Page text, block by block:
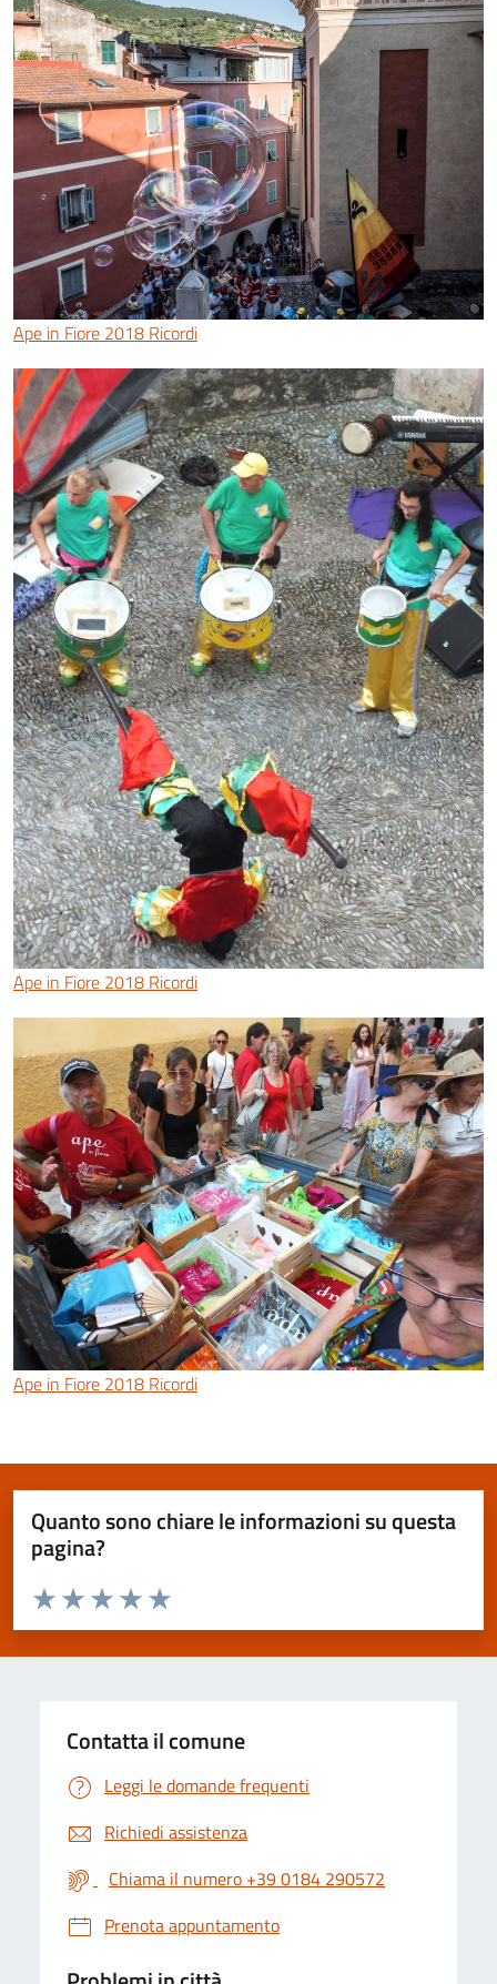
Ape in Fiore 2018 Ricordi
Ape in Fiore 2018 Ricordi
Ape in Fiore 2018 Ricordi
Quanto sono chiare le informazioni su questa
pagina?
Valuta da 1 a 5 stelle la pagina
Valuta 5 stelle su 5
Valuta 4 stelle su 5
Valuta 3 stelle su 5
Valuta 2 stelle su 5
Valuta 1 stelle su 5
Contatta il comune
Leggi le domande frequenti
Richiedi assistenza
Chiama il numero +39 0184 290572
Prenota appuntamento